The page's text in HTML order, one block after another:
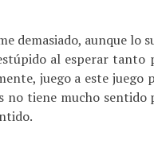
demasiado, aunque lo
al esperar
juego a este
no tiene mucho